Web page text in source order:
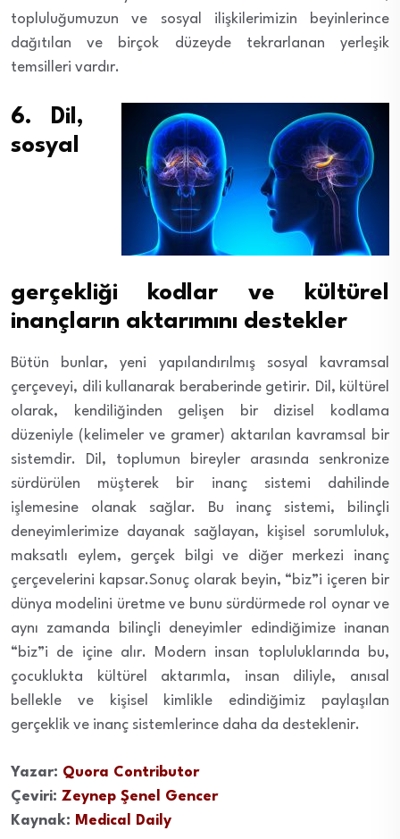
topluluğumuzun ve sosyal ilişkilerimizin beyinlerince
dağıtılan ve birçok düzeyde tekrarlanan yerleşik
temsilleri vardır.
6. Dil,
sosyal
gerçekliği kodlar ve kültürel
inançların aktarımını destekler
Bütün bunlar, yeni yapılandırılmış sosyal kavramsal
çerçeveyi, dili kullanarak beraberinde getirir. Dil, kültürel
olarak, kendiliğinden gelişen bir dizisel kodlama
düzeniyle (kelimeler ve gramer) aktarılan kavramsal bir
sistemdir. Dil, toplumun bireyler arasında senkronize
sürdürülen müşterek bir inanç sistemi dahilinde
işlemesine olanak sağlar. Bu inanç sistemi, bilinçli
deneyimlerimize dayanak sağlayan, kişisel sorumluluk,
maksatlı eylem, gerçek bilgi ve diğer merkezi inanç
çerçevelerini kapsar.Sonuç olarak beyin, “biz”i içeren bir
dünya modelini üretme ve bunu sürdürmede rol oynar ve
aynı zamanda bilinçli deneyimler edindiğimize inanan
“biz”i de içine alır. Modern insan topluluklarında bu,
çocuklukta kültürel aktarımla, insan diliyle, anısal
bellekle ve kişisel kimlikle edindiğimiz paylaşılan
gerçeklik ve inanç sistemlerince daha da desteklenir.
Yazar: Quora Contributor
Çeviri: Zeynep Şenel Gencer
Kaynak: Medical Daily